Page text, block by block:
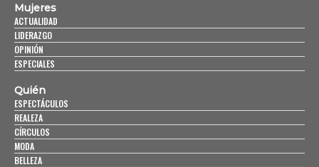
Mujeres
ACTUALIDAD
LIDERAZGO
OPINIÓN
ESPECIALES
Quién
ESPECTÁCULOS
REALEZA
CÍRCULOS
MODA
BELLEZA